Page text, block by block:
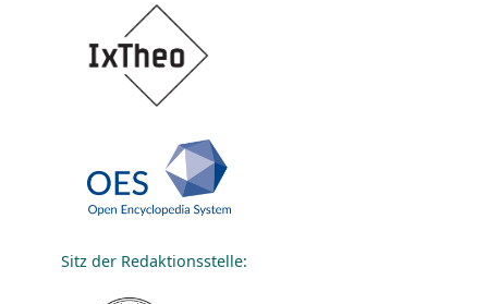
Sitz der Redaktionsstelle: